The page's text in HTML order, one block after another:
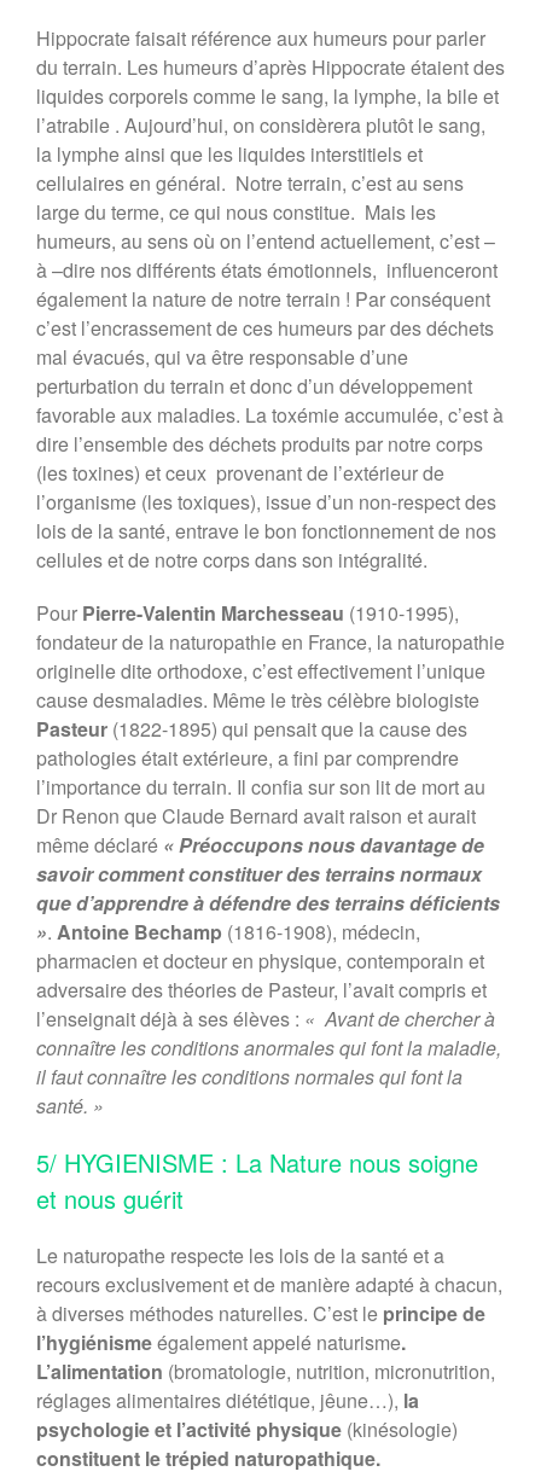
Hippocrate faisait référence aux humeurs pour parler
du terrain. Les humeurs d’après Hippocrate étaient des
liquides corporels comme le sang, la lymphe, la bile et
l’atrabile . Aujourd’hui, on considèrera plutôt le sang,
la lymphe ainsi que les liquides interstitiels et
cellulaires en général. Notre terrain, c’est au sens
large du terme, ce qui nous constitue. Mais les
humeurs, au sens où on l’entend actuellement, c’est –
à –dire nos différents états émotionnels, influenceront
également la nature de notre terrain ! Par conséquent
c’est l’encrassement de ces humeurs par des déchets
mal évacués, qui va être responsable d’une
perturbation du terrain et donc d’un développement
favorable aux maladies. La toxémie accumulée, c’est à
dire l’ensemble des déchets produits par notre corps
(les toxines) et ceux provenant de l’extérieur de
l’organisme (les toxiques), issue d’un non-respect des
lois de la santé, entrave le bon fonctionnement de nos
cellules et de notre corps dans son intégralité.
Pour Pierre-Valentin Marchesseau (1910-1995),
fondateur de la naturopathie en France, la naturopathie
originelle dite orthodoxe, c’est effectivement l’unique
causedesmaladies. Même le très célèbre biologiste
Pasteur (1822-1895) qui pensait que la cause des
pathologies était extérieure, a fini par comprendre
l’importance du terrain. Il confia sur son lit de mort au
Dr Renon que Claude Bernard avait raison et aurait
même déclaré « Préoccupons nous davantage de
savoir comment constituer des terrains normaux
que d’apprendre à défendre des terrains déficients
». Antoine Bechamp (1816-1908), médecin,
pharmacien et docteur en physique, contemporain et
adversaire des théories de Pasteur, l’avait compris et
l’enseignait déjà à ses élèves : « Avant de chercher à
connaître les conditions anormales qui font la maladie,
il faut connaître les conditions normales qui font la
santé. »
5/ HYGIENISME : La Nature nous soigne
et nous guérit
Le naturopathe respecte les lois de la santé et a
recours exclusivement et de manière adapté à chacun,
à diverses méthodes naturelles. C’est le principe de
l’hygiénismeégalement appelé naturisme.
L’alimentation (bromatologie, nutrition, micronutrition,
réglages alimentaires diététique, jêune…), la
psychologie et l’activité physique (kinésologie)
constituent le trépied naturopathique.